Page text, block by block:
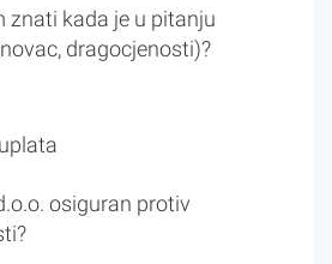
znati kada je u pitanju
dragocjenosti)?
osiguran protiv